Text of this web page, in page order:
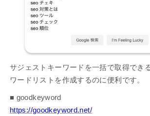
サジェストキーワードを一括で取得でき
ワードリストを作成するのに便利です。
■ goodkeyword
https://goodkeyword.net/